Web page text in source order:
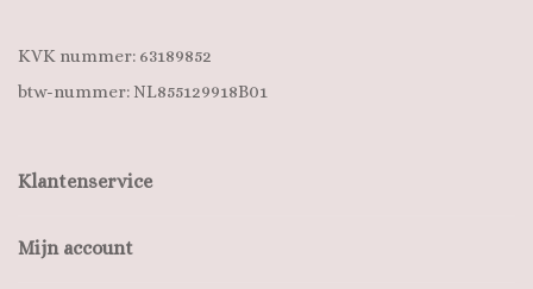
KVK nummer: 63189852
btw-nummer: NL855129918B01
Klantenservice
Mijn account